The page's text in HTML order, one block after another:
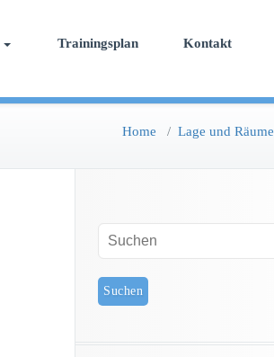
Trainingsplan Kontakt
Home / Lage und Räume